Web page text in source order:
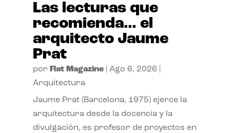
Las lecturas que
recomienda… el
arquitecto Jaume
Prat
por Flat Magazine| Ago 6, 2026
Arquitectura
Jaume Prat (Barcelona, 1975) ejerce la
arquitectura desde la docencia y la
divulgación, es profesor de proyectos en